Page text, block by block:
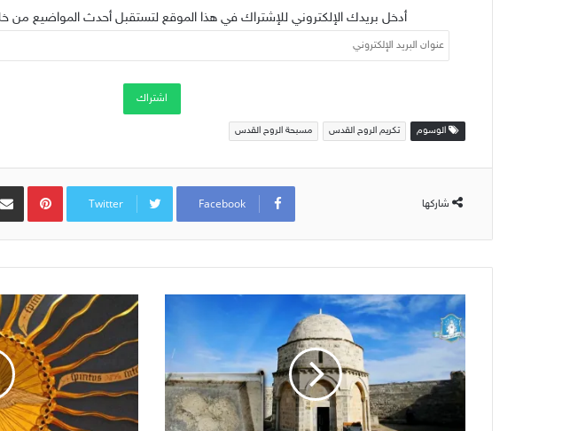
أدخل بريدك الإلكتروني للإشتراك في هذا الموقع لتستقبل أحدث المواضيع من
عنوان
البريد
اشتراك
الوسوم تكريم الروح القدس مسبحة الروح القدس
شاركها Facebook
Twitter